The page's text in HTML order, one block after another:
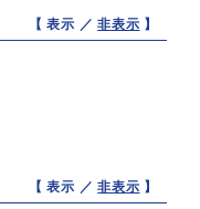
【 表示 ／非表示 】
【 表示 ／非表示 】